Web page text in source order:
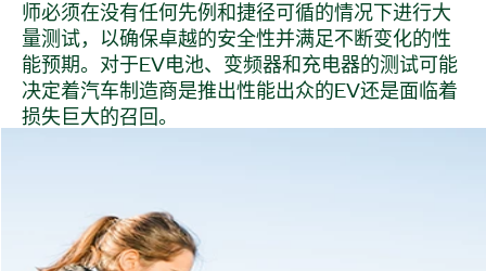
师必须在没有任何先例和捷径可循的情况下进行大
量测试，以确保卓越的安全性并满足不断变化的性
能预期。对于EV电池、变频器和充电器的测试可能
决定着汽车制造商是推出性能出众的EV还是面临着
损失巨大的召回。